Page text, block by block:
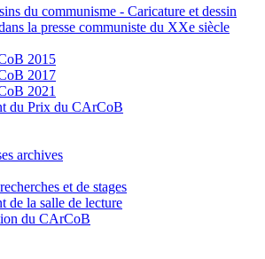
du communisme - Caricature et dessin
la presse communiste du XXe siècle
2015
2017
2021
du Prix du CArCoB
archives
et de stages
de la salle de lecture
du CArCoB